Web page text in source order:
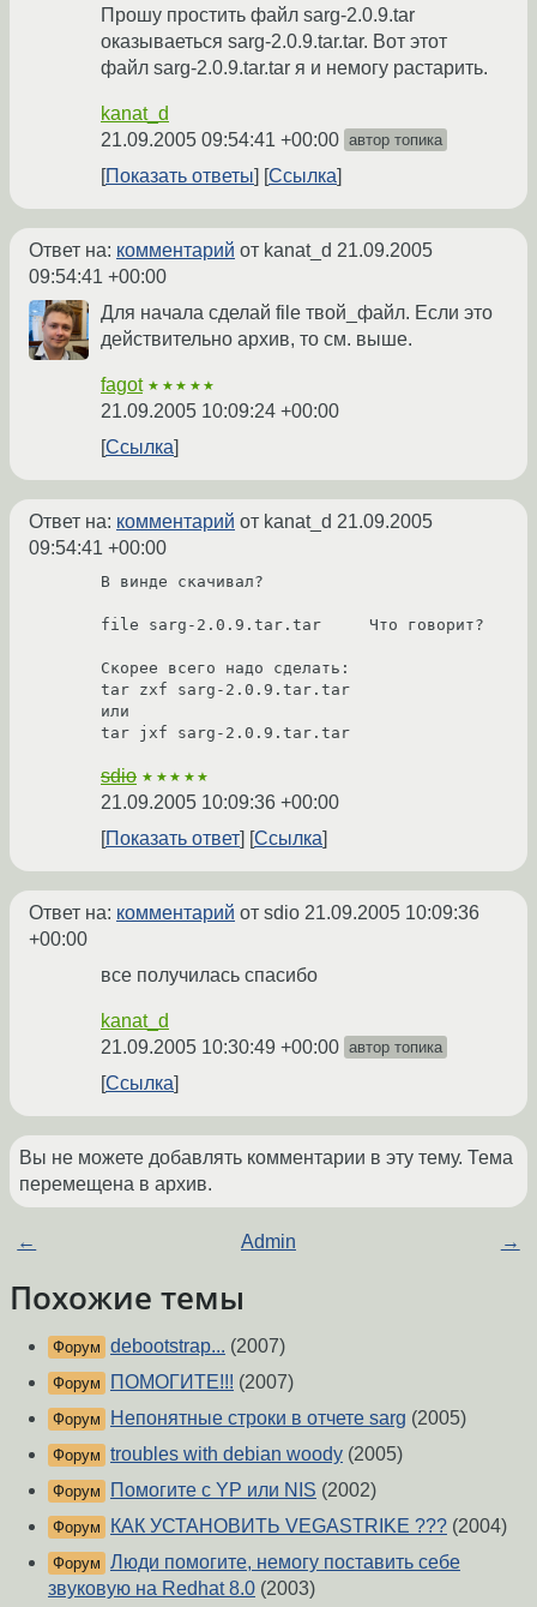
Прошу простить файл sarg-2.0.9.tar
оказываеться sarg-2.0.9.tar.tar. Вот этот
файл sarg-2.0.9.tar.tar я и немогу растарить.
kanat_d
21.09.2005 09:54:41 +00:00 автор топика
Показать ответы Ссылка
Ответ на: комментарий от kanat_d 21.09.2005
09:54:41 +00:00
Для начала сделай file твой_файл. Если это
действительно архив, то см. выше.
fagot ★★★★★
21.09.2005 10:09:24 +00:00
Ссылка
Ответ на: комментарий от kanat_d 21.09.2005
09:54:41 +00:00
В винде скачивал?
file sarg-2.0.9.tar.tar     Что говорит?
Скорее всего надо сделать:
tar zxf sarg-2.0.9.tar.tar
или
tar jxf sarg-2.0.9.tar.tar
sdio ★★★★★
21.09.2005 10:09:36 +00:00
Показать ответ
Ссылка
Ответ на: комментарий от sdio 21.09.2005 10:09:36
+00:00
все получилась спасибо
kanat_d
21.09.2005 10:30:49 +00:00 автор топика
Ссылка
Вы не можете добавлять комментарии в эту тему. Тема
перемещена в архив.
← Admin →
Похожие темы
Форум debootstrap... (2007)
Форум ПОМОГИТЕ!!! (2007)
Форум Непонятные строки в отчете sarg (2005)
Форум troubles with debian woody (2005)
Форум Помогите с YP или NIS (2002)
Форум КАК УСТАНОВИТЬ VEGASTRIKE ??? (2004)
Форум Люди помогите, немогу поставить себе
звуковую на Redhat 8.0 (2003)